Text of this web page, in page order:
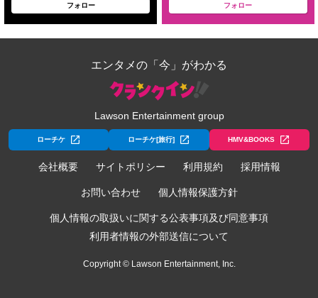
フォロー フォロー
エンタメの「今」がわかる
Lawson Entertainment group
ローチケ ローチケ[旅行] HMV&BOOKS
会社概要 サイトポリシー 利用規約 採用情報
お問い合わせ 個人情報保護方針
個人情報の取扱いに関する公表事項及び同意事項
利用者情報の外部送信について
Copyright © Lawson Entertainment, Inc.